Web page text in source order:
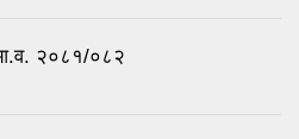
आ.व. २०८१/०८२